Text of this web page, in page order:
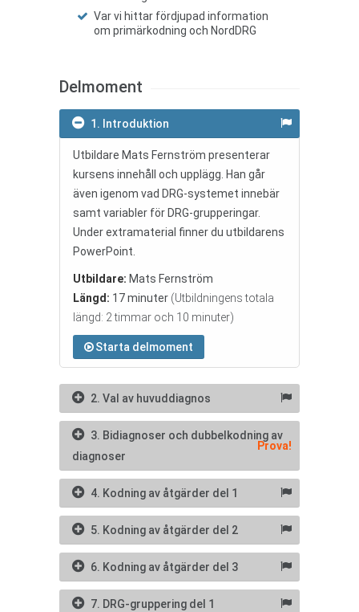
Var vi hittar fördjupad information
om primärkodning och NordDRG
Delmoment
1. Introduktion
Utbildare Mats Fernström presenterar
kursens innehåll och upplägg. Han går
även igenom vad DRG-systemet innebär
samt variabler för DRG-grupperingar.
Under extramaterial finner du utbildarens
PowerPoint.
Utbildare: Mats Fernström
Längd: 17 minuter (Utbildningens totala
längd: 2 timmar och 10 minuter)
Starta delmoment
2. Val av huvuddiagnos
3. Bidiagnoser och dubbelkodning av
diagnoser
Prova!
4. Kodning av åtgärder del 1
5. Kodning av åtgärder del 2
6. Kodning av åtgärder del 3
7. DRG-gruppering del 1